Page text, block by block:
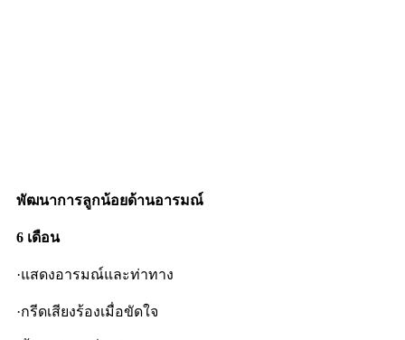
พัฒนาการลูกน้อยด้านอารมณ์
6 เดือน
·แสดงอารมณ์และท่าทาง
·กรีดเสียงร้องเมื่อขัดใจ